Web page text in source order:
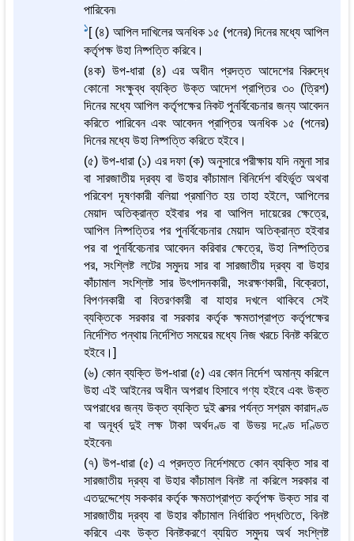
পারিবেন৷
1[ (৪) আপিল দাখিলের অনধিক ১৫ (পনের) দিনের মধ্যে আপিল
কর্তৃপক্ষ উহা নিষ্পত্তি করিবে।
(৪ক) উপ-ধারা (৪) এর অধীন প্রদত্ত আদেশের বিরুদ্ধে
কোনো সংক্ষুব্ধ ব্যক্তি উক্ত আদেশ প্রাপ্তির ৩০ (ত্রিশ)
দিনের মধ্যে আপিল কর্তৃপক্ষের নিকট পুনর্বিবেচনার জন্য আবেদন
করিতে পারিবেন এবং আবেদন প্রাপ্তির অনধিক ১৫ (পনের)
দিনের মধ্যে উহা নিষ্পত্তি করিতে হইবে।
(৫) উপ-ধারা (১) এর দফা (ক) অনুসারে পরীক্ষায় যদি নমুনা সার
বা সারজাতীয় দ্রব্য বা উহার কাঁচামাল বিনির্দেশ বহির্ভূত অথবা
পরিবেশ দূষণকারী বলিয়া প্রমাণিত হয় তাহা হইলে, আপিলের
মেয়াদ অতিক্রান্ত হইবার পর বা আপিল দায়েরের ক্ষেত্রে,
আপিল নিষ্পত্তির পর পুনর্বিবেচনার মেয়াদ অতিক্রান্ত হইবার
পর বা পুনর্বিবেচনার আবেদন করিবার ক্ষেত্রে, উহা নিষ্পত্তির
পর, সংশ্লিষ্ট লটের সমুদয় সার বা সারজাতীয় দ্রব্য বা উহার
কাঁচামাল সংশ্লিষ্ট সার উৎপাদনকারী, সংরক্ষণকারী, বিক্রেতা,
বিপণনকারী বা বিতরণকারী বা যাহার দখলে থাকিবে সেই
ব্যক্তিকে সরকার বা সরকার কর্তৃক ক্ষমতাপ্রাপ্ত কর্তৃপক্ষের
নির্দেশিত পন্থায় নির্দেশিত সময়ের মধ্যে নিজ খরচে বিনষ্ট করিতে
হইবে।]
(৬) কোন ব্যক্তি উপ-ধারা (৫) এর কোন নির্দেশ অমান্য করিলে
উহা এই আইনের অধীন অপরাধ হিসাবে গণ্য হইবে এবং উক্ত
অপরাধের জন্য উক্ত ব্যক্তি দুই বত্সর পর্যন্ত সশ্রম কারাদণ্ড
বা অনূর্ধ্ব দুই লক্ষ টাকা অর্থদণ্ড বা উভয় দণ্ডে দণ্ডিত
হইবেন৷
(৭) উপ-ধারা (৫) এ প্রদত্ত নির্দেশমতে কোন ব্যক্তি সার বা
সারজাতীয় দ্রব্য বা উহার কাঁচামাল বিনষ্ট না করিলে সরকার বা
এতদুদ্দেশ্যে সককার কর্তৃক ক্ষমতাপ্রাপ্ত কর্তৃপক্ষ উক্ত সার বা
সারজাতীয় দ্রব্য বা উহার কাঁচামাল নির্ধারিত পদ্ধতিতে, বিনষ্ট
করিবে এবং উক্ত বিনষ্টকরণে ব্যয়িত সমুদয় অর্থ সংশ্লিষ্ট